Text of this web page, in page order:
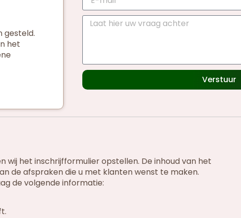
Verstuur
gesteld.
het
wij het inschrijfformulier opstellen. De inhoud van het
de afspraken die u met klanten wenst te maken.
de volgende informatie: